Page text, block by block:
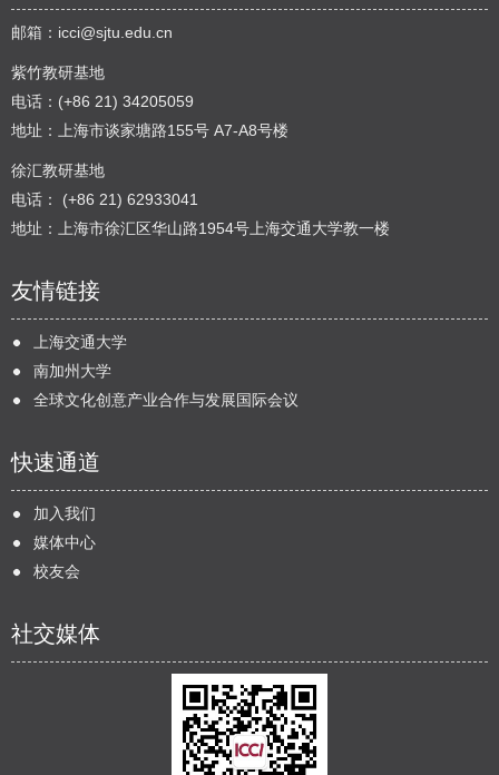
邮箱： icci@sjtu.edu.cn
紫竹教研基地
电话：(+86 21) 34205059
地址：上海市谈家塘路155号 A7-A8号楼
徐汇教研基地
电话： (+86 21) 62933041
地址：上海市徐汇区华山路1954号上海交通大学教一楼
友情链接
上海交通大学
南加州大学
全球文化创意产业合作与发展国际会议
快速通道
加入我们
媒体中心
校友会
社交媒体